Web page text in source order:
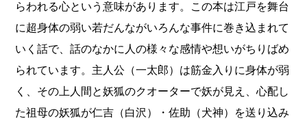
らわれる心という意味があります。この本は江戸を舞台
に超身体の弱い若だんながいろんな事件に巻き込まれて
いく話で、話のなかに人の様々な感情や想いがちりばめ
られています。主人公（一太郎）は筋金入りに身体が弱
く、その上人間と妖狐のクオーターで妖が見え、心配し
た祖母の妖狐が仁吉（白沢）・佐助（犬神）を送り込み